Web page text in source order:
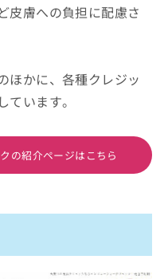
皮膚への負担に配慮さ
ほかに、各種クレジッ
ています。
の紹介ページはこちら